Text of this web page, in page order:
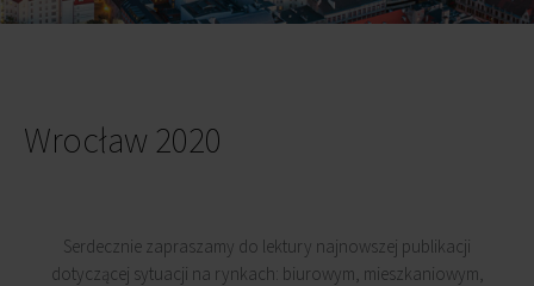
Wrocław 2020
Serdecznie zapraszamy do lektury najnowszej publikacji
dotyczącej sytuacji na rynkach: biurowym, mieszkaniowym,